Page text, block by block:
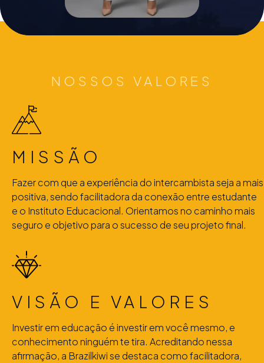
NOSSOS VALORES
MISSÃO
Fazer com que a experiência do intercambista seja a mais
positiva, sendo facilitadora da conexão entre estudante
e o Instituto Educacional. Orientamos no caminho mais
seguro e objetivo para o sucesso de seu projeto final.
VISÃO E VALORES
Investir em educação é investir em você mesmo, e
conhecimento ninguém te tira. Acreditando nessa
afirmação, a Brazilkiwi se destaca como facilitadora,